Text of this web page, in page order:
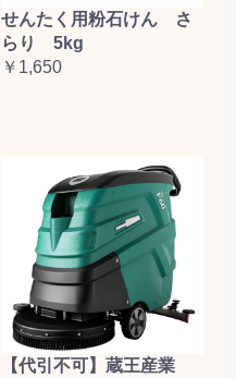
せんたく用粉石けん さ
らり 5kg
￥1,650
【代引不可】蔵王産業